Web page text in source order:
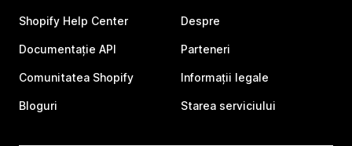
Shopify Help Center
Documentație API
Comunitatea Shopify
Bloguri
Despre
Parteneri
Informații legale
Starea serviciului